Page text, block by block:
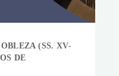
(SS. XV-
DE